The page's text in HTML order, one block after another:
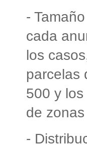
-
cada
los
parcelas
500 y
de
-